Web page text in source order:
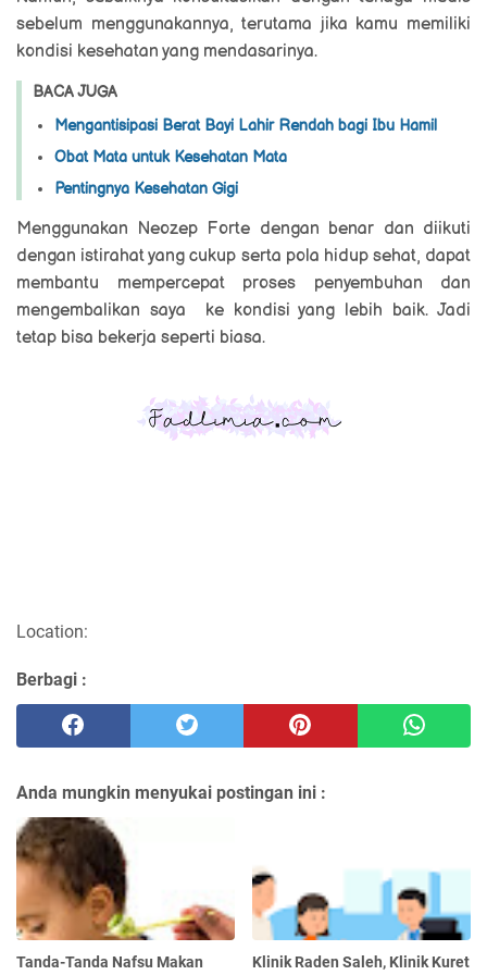
sebelum menggunakannya, terutama jika kamu memiliki
kondisi kesehatan yang mendasarinya.
BACA JUGA
Mengantisipasi Berat Bayi Lahir Rendah bagi Ibu Hamil
Obat Mata untuk Kesehatan Mata
Pentingnya Kesehatan Gigi
Menggunakan Neozep Forte dengan benar dan diikuti
dengan istirahat yang cukup serta pola hidup sehat, dapat
membantu mempercepat proses penyembuhan dan
mengembalikan saya ke kondisi yang lebih baik. Jadi
tetap bisa bekerja seperti biasa.
Location:
Berbagi :
Anda mungkin menyukai postingan ini :
Tanda-Tanda Nafsu Makan
Klinik Raden Saleh, Klinik Kuret